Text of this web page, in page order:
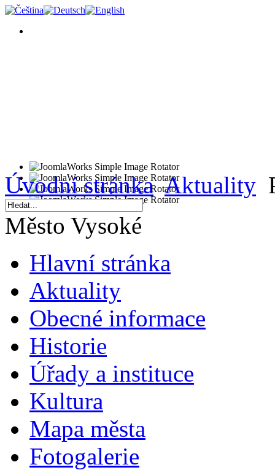
Úvodní stránka Aktuality
Město Vysoké
Hlavní stránka
Aktuality
Obecné informace
Historie
Úřady a instituce
Kultura
Mapa města
Fotogalerie